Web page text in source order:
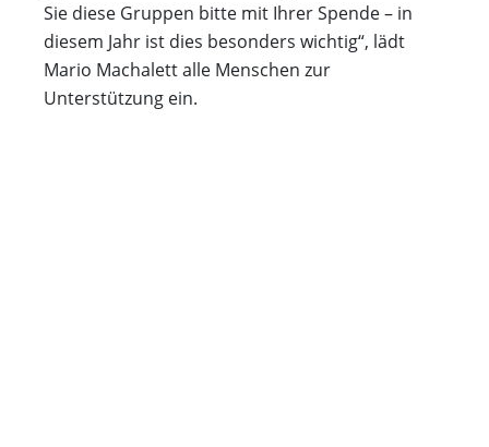
Sie diese Gruppen bitte mit Ihrer Spende – in
diesem Jahr ist dies besonders wichtig“, lädt
Mario Machalett alle Menschen zur
Unterstützung ein.